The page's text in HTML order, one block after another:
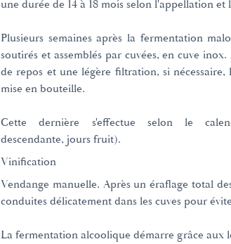
une durée de 14 à 18 mois selon l'appellation et
Plusieurs semaines après la fermentation
soutirés et assemblés par cuvées, en cuve
de repos et une légère filtration, si nécessaire,
mise en bouteille.
Cette dernière s'effectue selon le
descendante, jours fruit).
Vinification
Vendange manuelle. Après un éraflage total
conduites délicatement dans les cuves pour
La fermentation alcoolique démarre grâce aux